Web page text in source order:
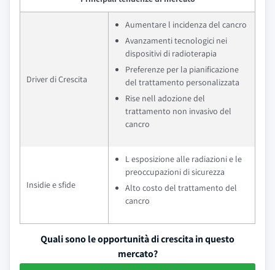
Driver di Crescita
Aumentare l incidenza del cancro
Avanzamenti tecnologici nei
dispositivi di radioterapia
Preferenze per la pianificazione
del trattamento personalizzata
Rise nell adozione del
trattamento non invasivo del
cancro
Insidie e sfide
L esposizione alle radiazioni e le
preoccupazioni di sicurezza
Alto costo del trattamento del
cancro
Quali sono le opportunità di crescita in questo
mercato?